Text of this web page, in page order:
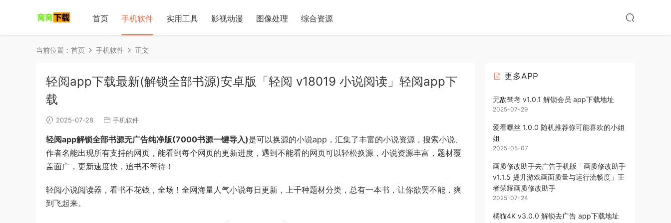
首页 手机软件 实用工具 影视动漫 图像处理 综合资源
当前位置： 首页 手机软件 正文
轻阅app下载最新(解锁全部书源)安卓版「轻阅 v18019 小说阅读」轻阅app下
载
2025-07-28 手机软件
轻阅app解锁全部书源无广告纯净版(7000书源一键导入)是可以换源的小说app，汇集了丰富的小说资源，搜索小说、
作者名能出现所有支持的网页，能看到每个网页的更新进度，遇到不能看的网页可以轻松换源，小说资源丰富，题材覆
盖面广，更新速度快，追书不等待！
轻阅小说阅读器，看书不花钱，全场！全网海量人气小说每日更新，上千种题材分类，总有一本书，让你欲罢不能，爽
到飞起来。
更多APP
无敌驾考 v1.0.1 解锁会员 app下载地址
2025-07-29
爱看嘿丝 1.0.0 随机推荐你可能喜欢的小姐
姐
2025-05-07
画质修改助手去广告手机版「画质修改助手
v1.1.5 提升游戏画面质量与运行流畅度」王
者荣耀画质修改助手
2025-07-24
橘猫4K v3.0.0 解锁去广告 app下载地址